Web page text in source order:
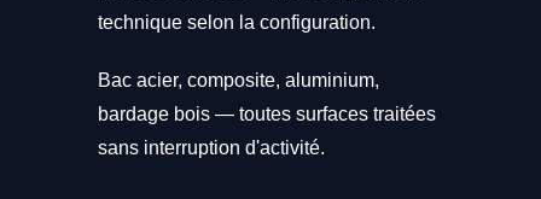
technique selon la configuration.
Bac acier, composite, aluminium,
bardage bois — toutes surfaces traitées
sans interruption d'activité.